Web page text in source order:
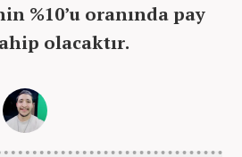
%10’u oranında pay
olacaktır.